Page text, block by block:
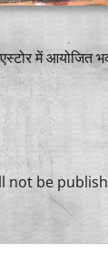
में आयोजित
not be